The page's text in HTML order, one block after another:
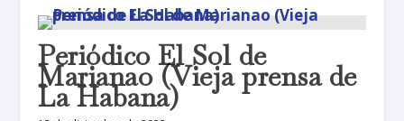
Periódico El Sol de
Marianao (Vieja prensa de
La Habana)